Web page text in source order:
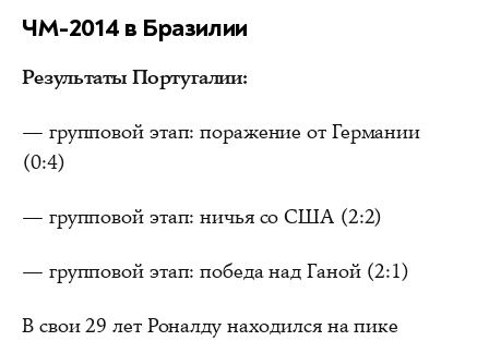
ЧМ-2014 в Бразилии
Результаты Португалии:
— групповой этап: поражение от Германии
(0:4)
— групповой этап: ничья со США (2:2)
— групповой этап: победа над Ганой (2:1)
В свои 29 лет Роналду находился на пике